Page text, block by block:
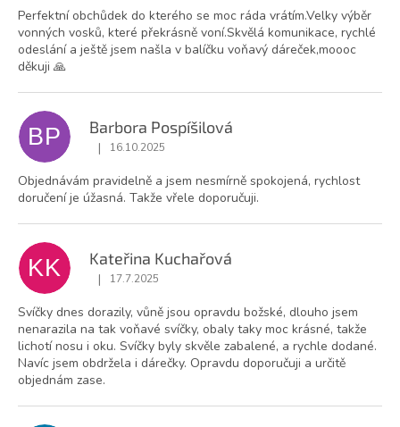
Perfektní obchůdek do kterého se moc ráda vrátím.Velky výběr
vonných vosků, které překrásně voní.Skvělá komunikace, rychlé
odeslání a ještě jsem našla v balíčku voňavý dáreček,moooc
děkuji 🙏
BP Barbora Pospíšilová
Hodnocení obchodu je 5 z 5 hvězdiček.
| 16.10.2025
Objednávám pravidelně a jsem nesmírně spokojená, rychlost
doručení je úžasná. Takže vřele doporučuji.
KK Kateřina Kuchařová
Hodnocení obchodu je 5 z 5 hvězdiček.
| 17.7.2025
Svíčky dnes dorazily, vůně jsou opravdu božské, dlouho jsem
nenarazila na tak voňavé svíčky, obaly taky moc krásné, takže
lichotí nosu i oku. Svíčky byly skvěle zabalené, a rychle dodané.
Navíc jsem obdržela i dárečky. Opravdu doporučuji a určitě
objednám zase.